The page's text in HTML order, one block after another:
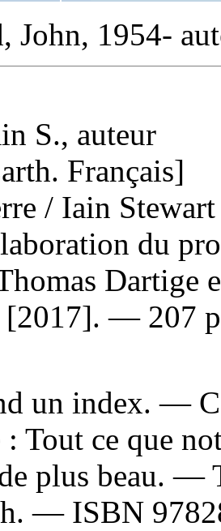
John, 1954-
S., auteur
Français]
/ Iain
du
— 207
un index. —
Tout ce que
plus beau. —
— ISBN